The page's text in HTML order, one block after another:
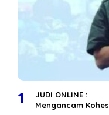
1
JUDI ONLINE :
Mengancam